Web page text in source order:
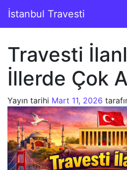
İçeriğe geç
Ana gezinti
İstanbul Travesti
Travesti
İllerde Çok
Yayın tarihi Mart 11, 2026